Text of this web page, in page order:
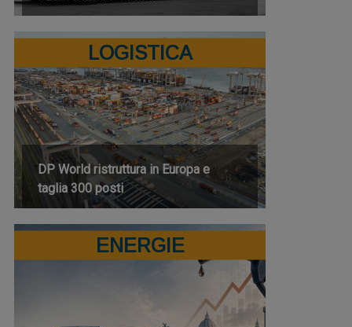
LOGISTICA
DP World ristruttura in Europa e
taglia 300 posti
ENERGIE